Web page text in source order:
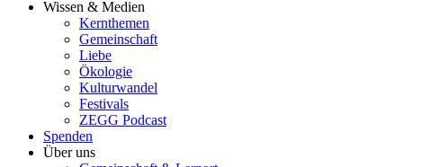
Wissen & Medien
Kernthemen
Gemeinschaft
Liebe
Ökologie
Kulturwandel
Festivals
ZEGG Podcast
Spenden
Über uns